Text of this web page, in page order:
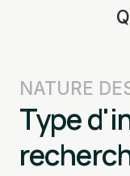
NATURE
Type